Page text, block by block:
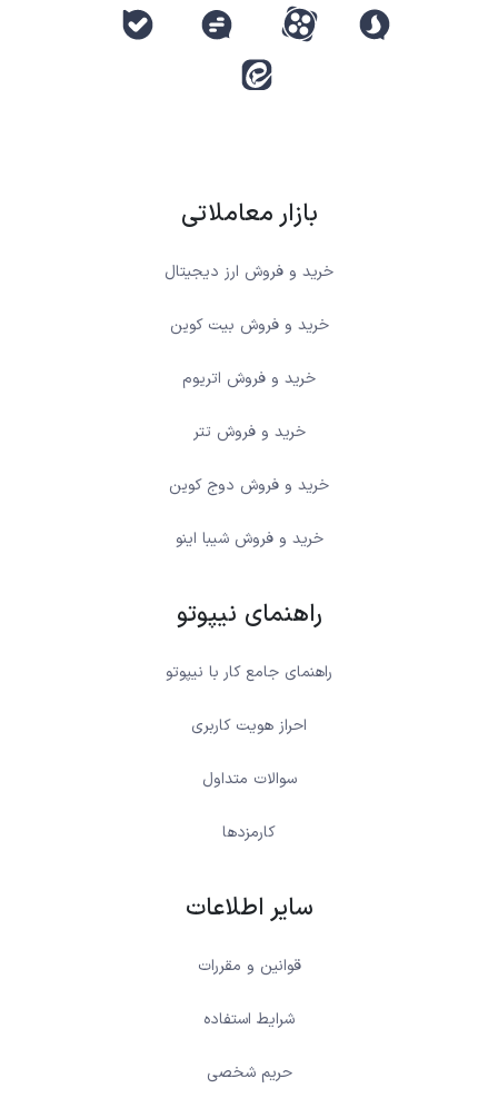
بازار معاملاتی
خرید و فروش ارز دیجیتال
خرید و فروش بیت کوین
خرید و فروش اتریوم
خرید و فروش تتر
خرید و فروش دوج کوین
خرید و فروش شیبا اینو
راهنمای نیپوتو
راهنمای جامع کار با نیپوتو
احراز هویت کاربری
سوالات متداول
کارمزدها
سایر اطلاعات
قوانین و مقررات
شرایط استفاده
حریم شخصی